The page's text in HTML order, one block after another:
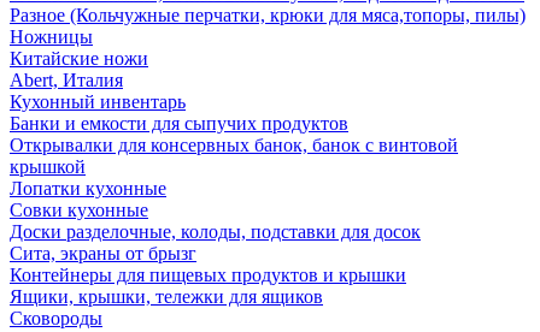
Разное (Кольчужные перчатки, крюки для мяса,топоры, пилы)
Ножницы
Китайские ножи
Abert, Италия
Кухонный инвентарь
Банки и емкости для сыпучих продуктов
Открывалки для консервных банок, банок с винтовой
крышкой
Лопатки кухонные
Совки кухонные
Доски разделочные, колоды, подставки для досок
Сита, экраны от брызг
Контейнеры для пищевых продуктов и крышки
Ящики, крышки, тележки для ящиков
Сковороды